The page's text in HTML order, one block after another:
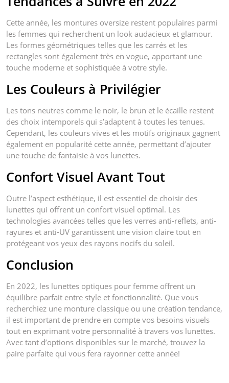
Cette année, les montures oversize restent populaires parmi
les femmes qui recherchent un look audacieux et glamour.
Les formes géométriques telles que les carrés et les
rectangles sont également très en vogue, apportant une
touche moderne et sophistiquée à votre style.
Les Couleurs à Privilégier
Les tons neutres comme le noir, le brun et le écaille restent
des choix intemporels qui s’adaptent à toutes les tenues.
Cependant, les couleurs vives et les motifs originaux gagnent
également en popularité cette année, permettant d’ajouter
une touche de fantaisie à vos lunettes.
Confort Visuel Avant Tout
Outre l’aspect esthétique, il est essentiel de choisir des
lunettes qui offrent un confort visuel optimal. Les
technologies avancées telles que les verres anti-reflets, anti-
rayures et anti-UV garantissent une vision claire tout en
protégeant vos yeux des rayons nocifs du soleil.
Conclusion
En 2022, les lunettes optiques pour femme offrent un
équilibre parfait entre style et fonctionnalité. Que vous
recherchiez une monture classique ou une création tendance,
il est important de prendre en compte vos besoins visuels
tout en exprimant votre personnalité à travers vos lunettes.
Avec tant d’options disponibles sur le marché, trouvez la
paire parfaite qui vous fera rayonner cette année!